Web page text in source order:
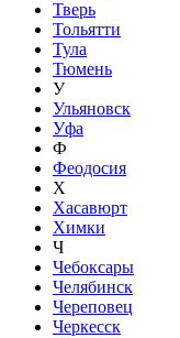
Тверь
Тольятти
Тула
Тюмень
У
Ульяновск
Уфа
Ф
Феодосия
Х
Хасавюрт
Химки
Ч
Чебоксары
Челябинск
Череповец
Черкесск